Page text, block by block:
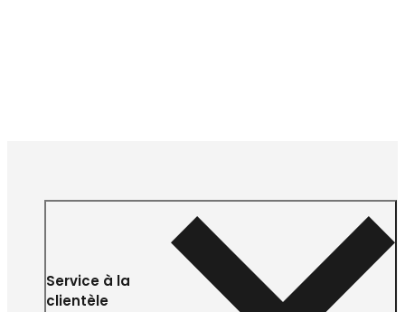
Service à la
clientèle